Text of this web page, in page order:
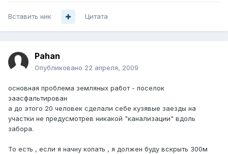
Вставить ник Цитата
Pahan
Опубликовано 22 апреля, 2009
основная проблема земляных работ - поселок
заасфальтирован
а до этого 20 человек сделали себе кузявые заезды на
участки не предусмотрев никакой "канализации" вдоль
забора.
То есть , если я начну копать , я должен буду вскрыть 300м